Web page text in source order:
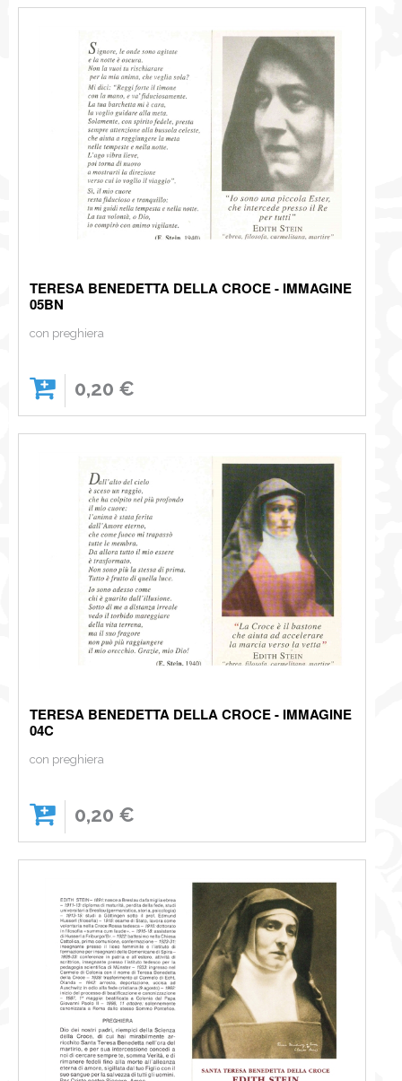
TERESA BENEDETTA DELLA CROCE - IMMAGINE
05BN
con preghiera
0,20 €
TERESA BENEDETTA DELLA CROCE - IMMAGINE
04C
con preghiera
0,20 €